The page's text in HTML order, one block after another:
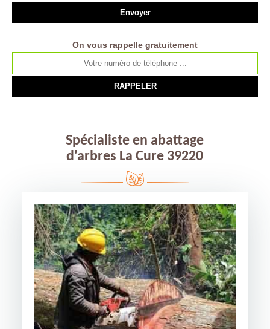
On vous rappelle gratuitement
Spécialiste en abattage
d'arbres La Cure 39220